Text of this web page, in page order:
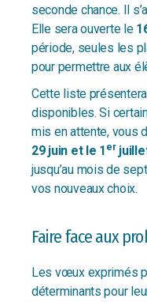
seconde chance. Il
Elle sera ouverte le
période, seules les
pour permettre aux
Cette liste
disponibles. Si
mis en attente, vous
29 juin et le 1 er
jusqu’au mois de
vos nouveaux choix.
Faire face aux
Les vœux exprimés
déterminants pour